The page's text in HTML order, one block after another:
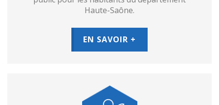
Haute-Saône.
EN SAVOIR +